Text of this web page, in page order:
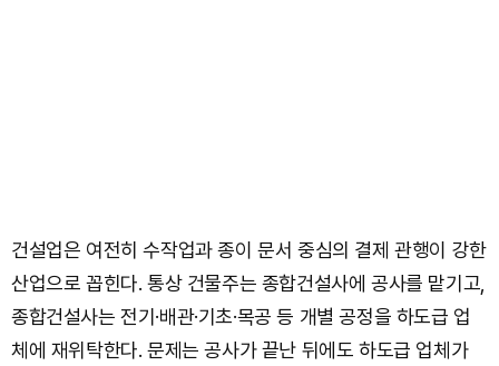
건설업은 여전히 수작업과 종이 문서 중심의 결제 관행이 강한
산업으로 꼽힌다. 통상 건물주는 종합건설사에 공사를 맡기고,
종합건설사는 전기·배관·기초·목공 등 개별 공정을 하도급 업
체에 재위탁한다. 문제는 공사가 끝난 뒤에도 하도급 업체가